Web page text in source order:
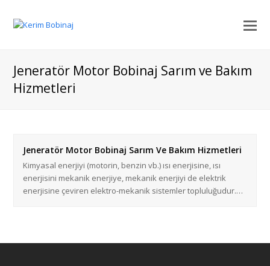
Jeneratör Motor Bobinaj Sarım ve Bakım
Hizmetleri
Jeneratör Motor Bobinaj Sarım Ve Bakım Hizmetleri
Kimyasal enerjiyi (motorin, benzin vb.) ısı enerjisine, ısı
enerjisini mekanik enerjiye, mekanik enerjiyi de elektrik
enerjisine çeviren elektro-mekanik sistemler topluluğudur.…